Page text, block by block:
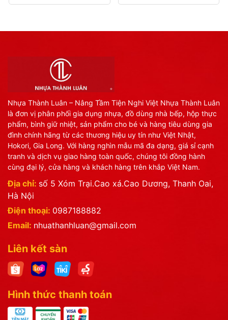
Nhựa Thành Luân – Nâng Tầm Tiện Nghi Việt Nhựa Thành Luân
là đơn vị phân phối gia dụng nhựa, đồ dùng nhà bếp, hộp thực
phẩm, bình giữ nhiệt, sản phẩm cho bé và hàng tiêu dùng gia
đình chính hãng từ các thương hiệu uy tín như Việt Nhật,
Hokori, Gia Long. Với hàng nghìn mẫu mã đa dạng, giá sỉ cạnh
tranh và dịch vụ giao hàng toàn quốc, chúng tôi đồng hành
cùng đại lý, cửa hàng và khách hàng trên khắp Việt Nam.
Địa chỉ: số 5 Xóm Trại.Cao xá.Cao Dương, Thanh Oai,
Hà Nội
Điện thoại: 0987188882
Email: nhuathanhluan@gmail.com
Liên kết sàn
Hình thức thanh toán